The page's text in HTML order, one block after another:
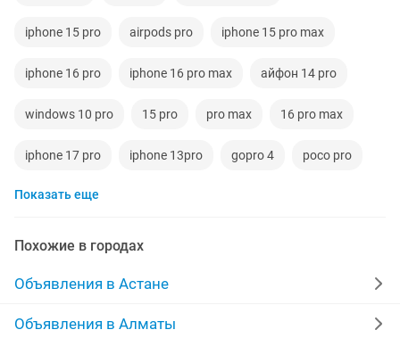
iphone 15 pro airpods pro iphone 15 pro max
iphone 16 pro iphone 16 pro max айфон 14 pro
windows 10 pro 15 pro pro max 16 pro max
iphone 17 pro iphone 13pro gopro 4 poco pro
14 pro 13pro
Показать еще
Похожие в городах
Объявления в Астане
Объявления в Алматы